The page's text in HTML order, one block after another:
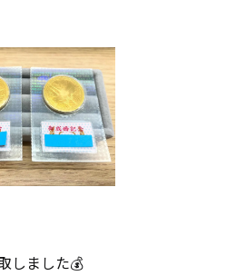
しました💰